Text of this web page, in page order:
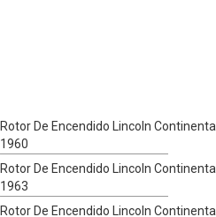
Rotor De Encendido Lincoln Continental
1960
Rotor De Encendido Lincoln Continental
1963
Rotor De Encendido Lincoln Continental